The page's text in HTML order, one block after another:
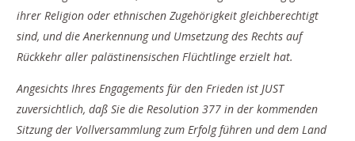
ihrer Religion oder ethnischen Zugehörigkeit gleichberechtigt
sind, und die Anerkennung und Umsetzung des Rechts auf
Rückkehr aller palästinensischen Flüchtlinge erzielt hat.
Angesichts Ihres Engagements für den Frieden ist JUST
zuversichtlich, daß Sie die Resolution 377 in der kommenden
Sitzung der Vollversammlung zum Erfolg führen und dem Land